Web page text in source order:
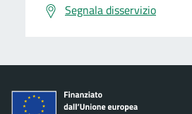
Segnala disservizio